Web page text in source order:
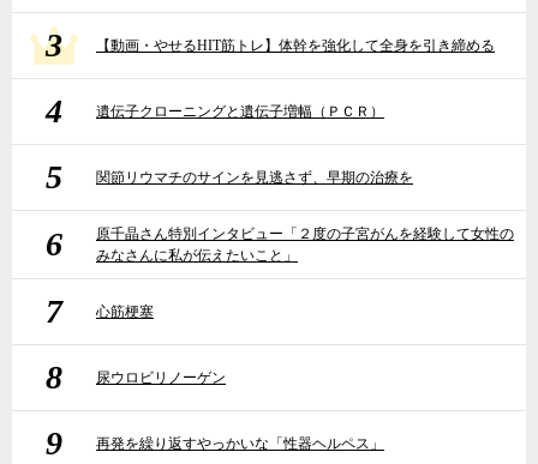
3 【動画・やせるHIT筋トレ】体幹を強化して全身を引き締める
4 遺伝子クローニングと遺伝子増幅（ＰＣＲ）
5 関節リウマチのサインを見逃さず、早期の治療を
6
原千晶さん特別インタビュー「２度の子宮がんを経験して女性の
みなさんに私が伝えたいこと」
7 心筋梗塞
8 尿ウロビリノーゲン
9 再発を繰り返すやっかいな「性器ヘルペス」